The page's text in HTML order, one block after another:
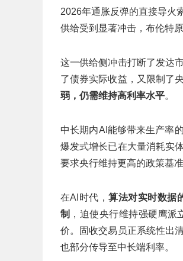
2026年通胀反弹的直接导火
供给受到显著冲击，布伦特
这一供给侧冲击打断了发达
了债券实际收益，又限制了
弱，仍需维持高利率水平。
中长期内AI能够带来生产率
爆发式增长已在大量消耗实体
要求央行维持更高的政策基
在AI时代，算法对实时数据
制 ，迫使央行维持强硬鹰
价。固收交易员正系统性出
也部分传导至中长端利率。